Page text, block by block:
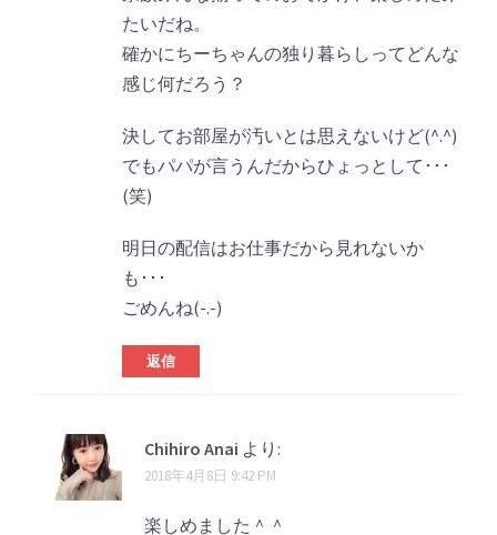
たいだね。
確かにちーちゃんの独り暮らしってどんな
感じ何だろう？
決してお部屋が汚いとは思えないけど(^.^)
でもパパが言うんだからひょっとして･･･
(笑)
明日の配信はお仕事だから見れないか
も･･･
ごめんね(-.-)
返信
Chihiro Anai より:
2018年4月8日 9:42 PM
楽しめました＾＾